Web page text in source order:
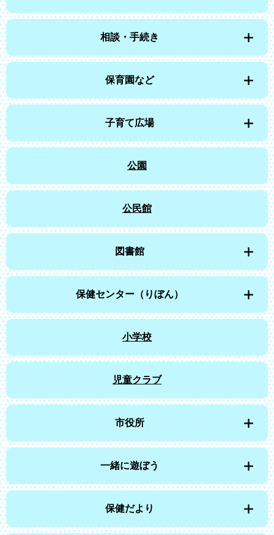
相談・手続き
保育園など
子育て広場
公園
公民館
図書館
保健センター（りぼん）
小学校
児童クラブ
市役所
一緒に遊ぼう
保健だより